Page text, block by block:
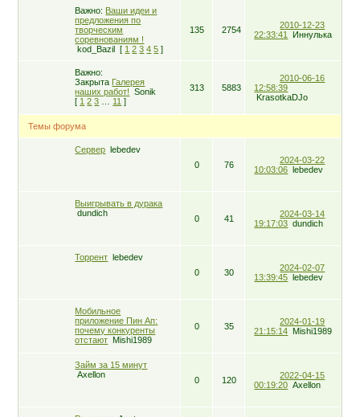
Важно: Ваши идеи и
предложения по
творческим
соревнованиям !
kod_Bazil [ 1 2 3 4 5 ]
135 2754
2010-12-23
22:33:41
Иннулька
Важно:
Закрыта Галерея
наших работ!
Sоnіk
[ 1 2 3 11 ]
313 5883
2010-06-16
12:58:39
KrasotkaDJo
Темы форума
Сервер lebedev
0
76
2024-03-22
10:03:06 lebedev
Выигрывать в дурака
dundich
0 41
2024-03-14
19:17:03 dundich
Торрент lebedev
0
30
2024-02-07
13:39:45 lebedev
Мобильное
приложение Пин Ап:
почему конкуренты
отстают Mishi1989
0 35
2024-01-19
21:15:14 Mishi1989
Займ за 15 минут
Axellon
0 120
2022-04-15
00:19:20 Axellon